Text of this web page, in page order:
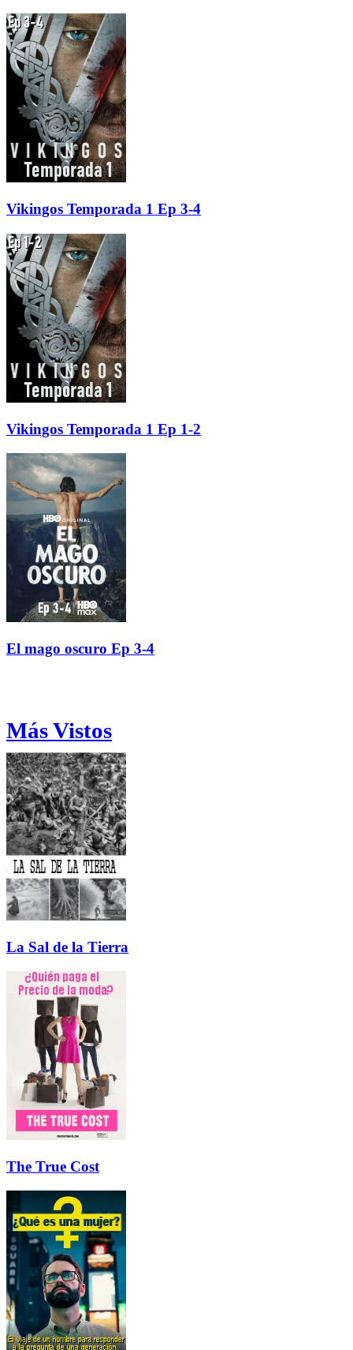
Vikingos Temporada 1 Ep 3-4
Vikingos Temporada 1 Ep 1-2
El mago oscuro Ep 3-4
Más Vistos
La Sal de la Tierra
The True Cost